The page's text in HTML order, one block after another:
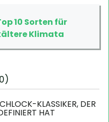
10 Sorten für
Klimata
0)
KLASSIKER, DER
HAT